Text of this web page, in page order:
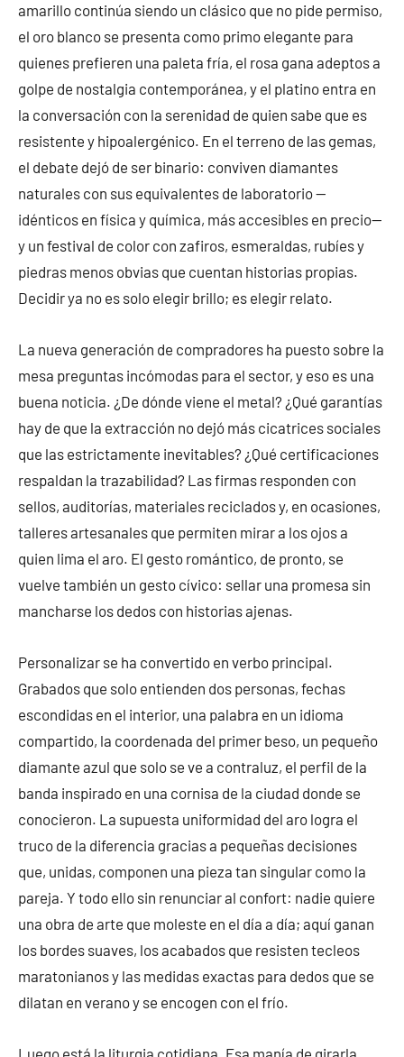
amarillo continúa siendo un clásico que no pide permiso,
el oro blanco se presenta como primo elegante para
quienes prefieren una paleta fría, el rosa gana adeptos a
golpe de nostalgia contemporánea, y el platino entra en
la conversación con la serenidad de quien sabe que es
resistente y hipoalergénico. En el terreno de las gemas,
el debate dejó de ser binario: conviven diamantes
naturales con sus equivalentes de laboratorio —
idénticos en física y química, más accesibles en precio—
y un festival de color con zafiros, esmeraldas, rubíes y
piedras menos obvias que cuentan historias propias.
Decidir ya no es solo elegir brillo; es elegir relato.
La nueva generación de compradores ha puesto sobre la
mesa preguntas incómodas para el sector, y eso es una
buena noticia. ¿De dónde viene el metal? ¿Qué garantías
hay de que la extracción no dejó más cicatrices sociales
que las estrictamente inevitables? ¿Qué certificaciones
respaldan la trazabilidad? Las firmas responden con
sellos, auditorías, materiales reciclados y, en ocasiones,
talleres artesanales que permiten mirar a los ojos a
quien lima el aro. El gesto romántico, de pronto, se
vuelve también un gesto cívico: sellar una promesa sin
mancharse los dedos con historias ajenas.
Personalizar se ha convertido en verbo principal.
Grabados que solo entienden dos personas, fechas
escondidas en el interior, una palabra en un idioma
compartido, la coordenada del primer beso, un pequeño
diamante azul que solo se ve a contraluz, el perfil de la
banda inspirado en una cornisa de la ciudad donde se
conocieron. La supuesta uniformidad del aro logra el
truco de la diferencia gracias a pequeñas decisiones
que, unidas, componen una pieza tan singular como la
pareja. Y todo ello sin renunciar al confort: nadie quiere
una obra de arte que moleste en el día a día; aquí ganan
los bordes suaves, los acabados que resisten tecleos
maratonianos y las medidas exactas para dedos que se
dilatan en verano y se encogen con el frío.
Luego está la liturgia cotidiana. Esa manía de girarla